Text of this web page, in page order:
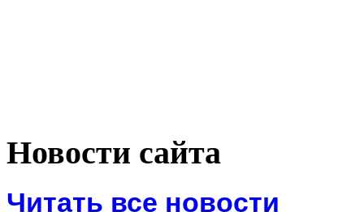
Новости сайта
Читать все новости